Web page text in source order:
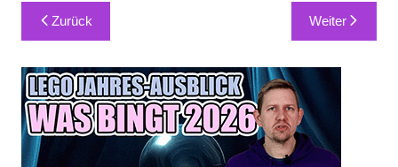
Beitragsnavigation
Zurück Weiter